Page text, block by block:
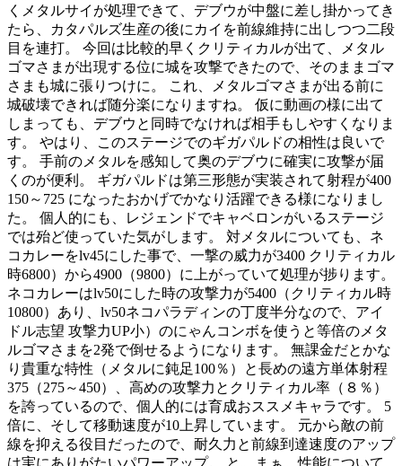
くメタルサイが処理できて、デブウが中盤に差し掛かってき
たら、カタパルズ生産の後にカイを前線維持に出しつつ二段
目を連打。 今回は比較的早くクリティカルが出て、メタル
ゴマさまが出現する位に城を攻撃できたので、そのままゴマ
さまも城に張りつけに。 これ、メタルゴマさまが出る前に
城破壊できれば随分楽になりますね。 仮に動画の様に出て
しまっても、デブウと同時でなければ相手もしやすくなりま
す。 やはり、このステージでのギガパルドの相性は良いで
す。 手前のメタルを感知して奥のデブウに確実に攻撃が届
くのが便利。 ギガパルドは第三形態が実装されて射程が400
150～725 になったおかげでかなり活躍できる様になりまし
た。 個人的にも、レジェンドでキャベロンがいるステージ
では殆ど使っていた気がします。 対メタルについても、ネ
コカレーをlv45にした事で、一撃の威力が3400 クリティカル
時6800）から4900（9800）に上がっていて処理が捗ります。
ネコカレーはlv50にした時の攻撃力が5400（クリティカル時
10800）あり、lv50ネコパラディンの丁度半分なので、アイ
ドル志望 攻撃力UP小）のにゃんコンボを使うと等倍のメタ
ルゴマさまを2発で倒せるようになります。 無課金だとかな
り貴重な特性（メタルに鈍足100％）と長めの遠方単体射程
375（275～450）、高めの攻撃力とクリティカル率（８％）
を誇っているので、個人的には育成おススメキャラです。 5
倍に、そして移動速度が10上昇しています。 元から敵の前
線を抑える役目だったので、耐久力と前線到達速度のアップ
は実にありがたいパワーアップ。 と、まぁ、性能について